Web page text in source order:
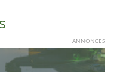
ANNONCES